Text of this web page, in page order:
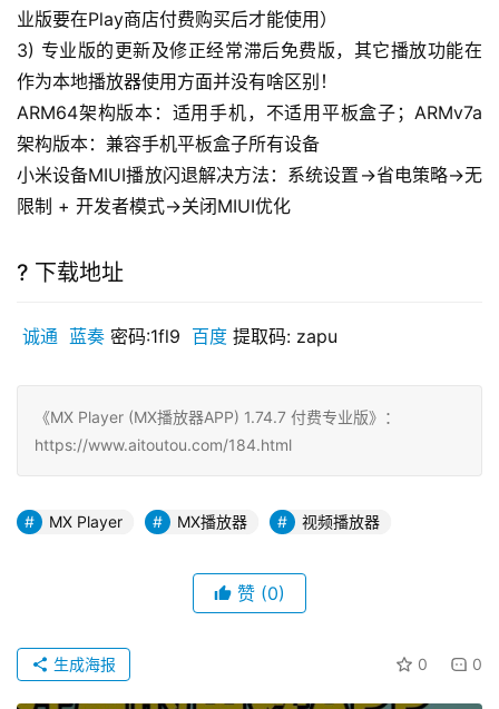
业版要在Play商店付费购买后才能使用）
3) 专业版的更新及修正经常滞后免费版，其它播放功能在
作为本地播放器使用方面并没有啥区别！
ARM64架构版本：适用手机，不适用平板盒子；ARMv7a
架构版本：兼容手机平板盒子所有设备
小米设备MIUI播放闪退解决方法：系统设置->省电策略->无
限制 + 开发者模式->关闭MIUI优化
? 下载地址
诚通 蓝奏 密码:1fl9 百度 提取码: zapu
《MX Player (MX播放器APP) 1.74.7 付费专业版》：
https://www.aitoutou.com/184.html
MX Player MX播放器 视频播放器
赞 (0)
0 0
生成海报